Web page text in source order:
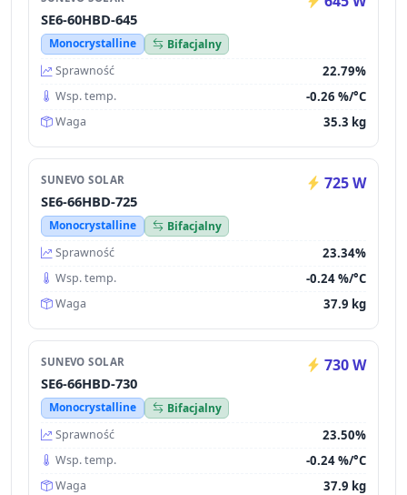
SE6-60HBD-645
Monocrystalline
Bifacjalny
Sprawność
22.79%
Wsp. temp. -0.26 %/°C
Waga 35.3 kg
SUNEVO SOLAR 725 W
SE6-66HBD-725
Monocrystalline
Bifacjalny
Sprawność
23.34%
Wsp. temp. -0.24 %/°C
Waga 37.9 kg
SUNEVO SOLAR 730 W
SE6-66HBD-730
Monocrystalline
Bifacjalny
Sprawność
23.50%
Wsp. temp. -0.24 %/°C
Waga 37.9 kg